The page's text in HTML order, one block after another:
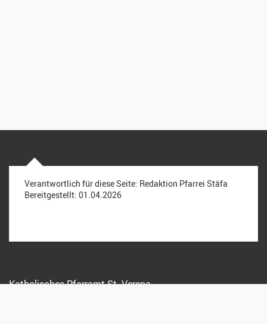
Katholisches Pfarramt St. Verena
Verantwortlich für diese Seite: Redaktion Pfarrei Stäfa
Bereitgestellt: 01.04.2026